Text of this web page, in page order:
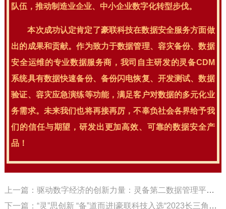
队伍，推动制造业企业、中小企业数字化转型步伐。
本次成功认定肯定了豪联科技在数据安全服务方面做
出的成果和贡献。作为致力于数据管理、容灾备份、数据
安全运维的专业数据服务商，我司自主研发的灵备CDM
系统具有数据快速备份、备份闪电恢复、开发测试、数据
验证、容灾应急演练等功能，满足客户对数据的多元化业
务需求。未来我们也将再接再厉，不辜负社会各界给予我
们的信任与期望，研发出更加高效、可靠的数据安全产
品！
上一篇：驱动数字经济的创新力量：灵备第二数据管理平台系统入选2023年浙江省数字经济创新提质“一号发展工程”优秀案例
下一篇：“灵”思创新 “备”道而进|豪联科技入选“2023长三角百家品牌软件企业”“2022浙江软件核心竞争力企业（创新型）”两大榜单